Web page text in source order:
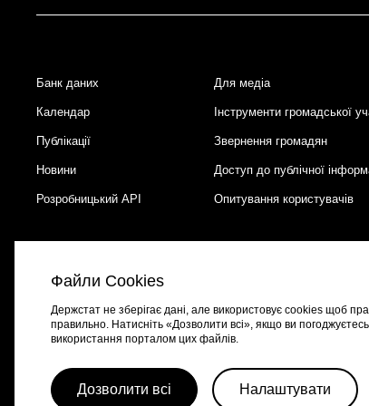
Footer
Банк даних Для медіа
Календар Інструменти громадської
Публікації Звернення громадян
Новини Доступ до публічної
Розробницький API Опитування користувачів
Портал створено за підтримки швейцарсько-української
Файли Cookies
Держстат не зберігає дані, але використовує cookies щоб
правильно. Натисніть «Дозволити всі», якщо ви
використання порталом цих файлів.
Дозволити всі Налаштувати